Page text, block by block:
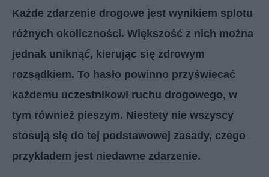
Każde zdarzenie drogowe jest wynikiem splotu
różnych okoliczności. Większość z nich można
jednak uniknąć, kierując się zdrowym
rozsądkiem. To hasło powinno przyświecać
każdemu uczestnikowi ruchu drogowego, w
tym również pieszym. Niestety nie wszyscy
stosują się do tej podstawowej zasady, czego
przykładem jest niedawne zdarzenie.